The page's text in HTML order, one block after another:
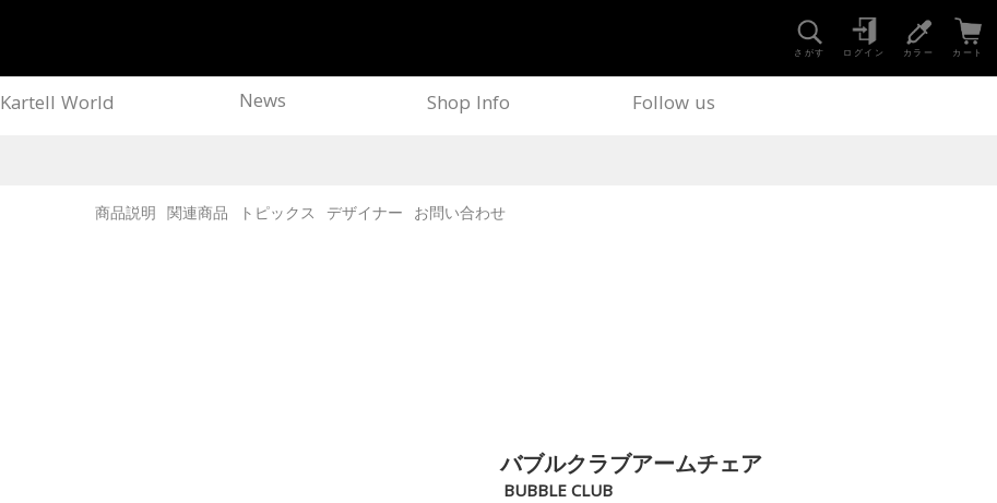
さがす ログイン カラー カート
Kartell World News Shop Info Follow us
商品説明 関連商品 トピックス デザイナー お問い合わせ
バブルクラブアームチェア
BUBBLE CLUB